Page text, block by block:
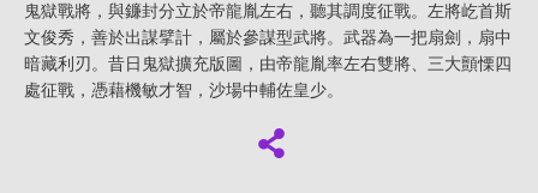
鬼獄戰將，與鐮封分立於帝龍胤左右，聽其調度征戰。左將屹首斯
文俊秀，善於出謀擘計，屬於參謀型武將。武器為一把扇劍，扇中
暗藏利刃。昔日鬼獄擴充版圖，由帝龍胤率左右雙將、三大顫慄四
處征戰，憑藉機敏才智，沙場中輔佐皇少。